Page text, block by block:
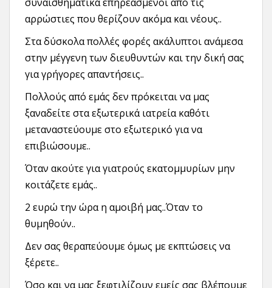
αρρώστιες που θερίζουν ακόμα και νέους..
Στα δύσκολα πολλές φορές ακάλυπτοι ανάμεσα
στην μέγγενη των διευθυντών και την δική σας
για γρήγορες απαντήσεις..
Πολλούς από εμάς δεν πρόκειται να μας
ξαναδείτε στα εξωτερικά ιατρεία καθότι
μεταναστεύουμε στο εξωτερικό για να
επιβιώσουμε..
Όταν ακούτε για γιατρούς εκατομμυρίων μην
κοιτάζετε εμάς..
2 ευρώ την ώρα η αμοιβή μας..Όταν το
θυμηθούν..
Δεν σας θεραπεύουμε όμως με εκπτώσεις να
ξέρετε..
Όσο και να μας ξεφτιλίζουν εμείς σας βλέπουμε